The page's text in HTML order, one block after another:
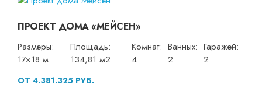
ПРОЕКТ ДОМА «МЕЙСЕН»
Размеры:
17×18 м
Площадь:
134,81 м2
Комнат:
4
Ванных:
2
Гаражей:
2
ОТ 4.381.325 РУБ.